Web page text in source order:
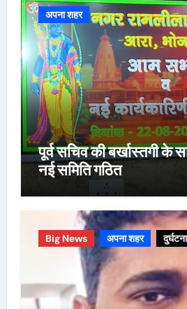
अपना शहर
पूर्व सचिव की बर्खास्तगी के
नई समिति गठित
Big News अपना शहर दुर्घटना